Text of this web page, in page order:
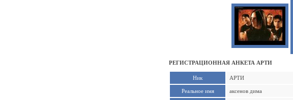
РЕГИСТРАЦИОННАЯ АНКЕТА АРТИ
Ник АРТИ
Реальное имя аксенов дима